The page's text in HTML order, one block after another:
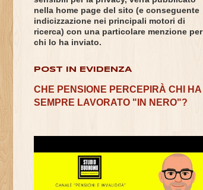
nella home page del sito (e conseguente
indicizzazione nei principali motori di
ricerca) con una particolare menzione per
chi lo ha inviato.
POST IN EVIDENZA
CHE PENSIONE PERCEPIRÀ CHI HA
SEMPRE LAVORATO "IN NERO"?